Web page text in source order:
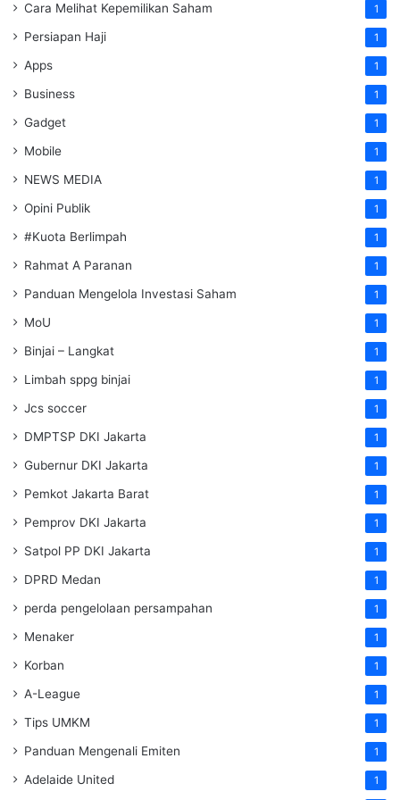
Cara Melihat Kepemilikan Saham 1
Persiapan Haji 1
Apps 1
Business 1
Gadget 1
Mobile 1
NEWS MEDIA 1
Opini Publik 1
#Kuota Berlimpah 1
Rahmat A Paranan 1
Panduan Mengelola Investasi Saham 1
MoU 1
Binjai – Langkat 1
Limbah sppg binjai 1
Jcs soccer 1
DMPTSP DKI Jakarta 1
Gubernur DKI Jakarta 1
Pemkot Jakarta Barat 1
Pemprov DKI Jakarta 1
Satpol PP DKI Jakarta 1
DPRD Medan 1
perda pengelolaan persampahan 1
Menaker 1
Korban 1
A-League 1
Tips UMKM 1
Panduan Mengenali Emiten 1
Adelaide United 1